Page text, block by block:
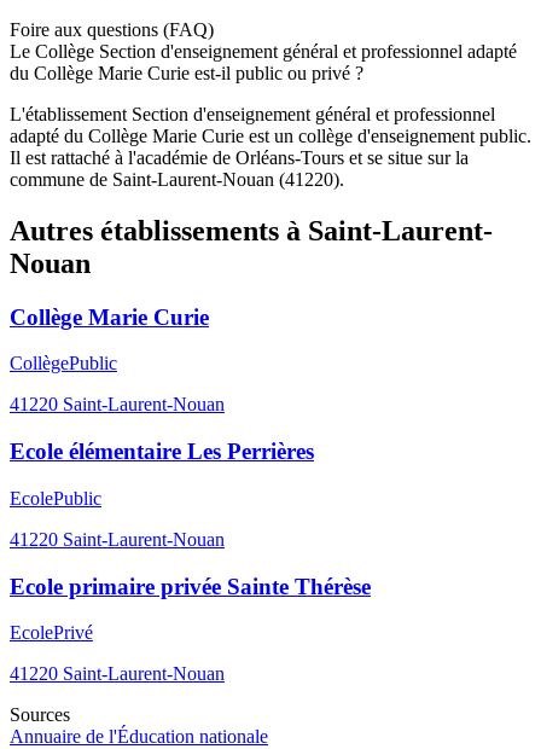
Foire aux questions (FAQ)
Le Collège Section d'enseignement général et professionnel adapté
du Collège Marie Curie est-il public ou privé ?
L'établissement Section d'enseignement général et professionnel
adapté du Collège Marie Curie est un collège d'enseignement public.
Il est rattaché à l'académie de Orléans-Tours et se situe sur la
commune de Saint-Laurent-Nouan (41220).
Autres établissements à Saint-Laurent-
Nouan
Collège Marie Curie
CollègePublic
41220 Saint-Laurent-Nouan
Ecole élémentaire Les Perrières
EcolePublic
41220 Saint-Laurent-Nouan
Ecole primaire privée Sainte Thérèse
EcolePrivé
41220 Saint-Laurent-Nouan
Sources
Annuaire de l'Éducation nationale